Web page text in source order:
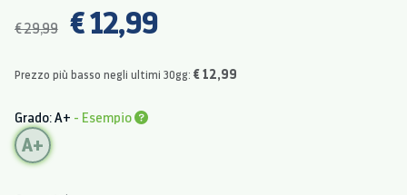
€ 29,99 € 12,99
Prezzo più basso negli ultimi 30gg: € 12,99
Grado: A+ - Esempio
A+